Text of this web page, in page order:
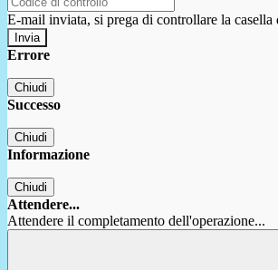
E-mail inviata, si prega di controllare la casella
Errore
Chiudi
Successo
Chiudi
Informazione
Chiudi
Attendere...
Attendere il completamento dell'operazione...